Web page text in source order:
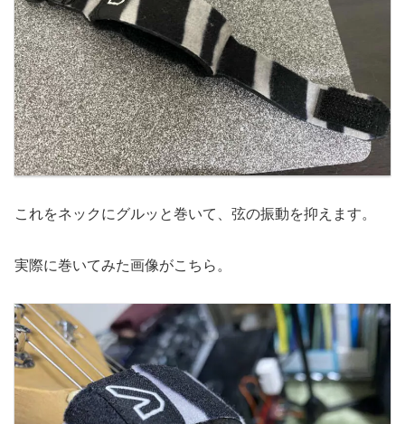
これをネックにグルッと巻いて、弦の振動を抑えます。
実際に巻いてみた画像がこちら。